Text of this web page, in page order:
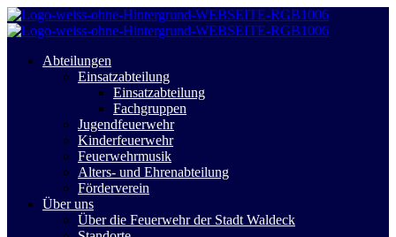
Abteilungen
Einsatzabteilung
Einsatzabteilung
Fachgruppen
Jugendfeuerwehr
Kinderfeuerwehr
Feuerwehrmusik
Alters- und Ehrenabteilung
Förderverein
Über uns
Über die Feuerwehr der Stadt Waldeck